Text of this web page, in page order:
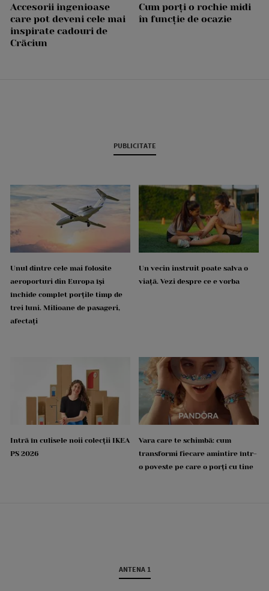
Accesorii ingenioase
care pot deveni cele mai
inspirate cadouri de
Crăciun
Cum porți o rochie midi
în funcție de ocazie
PUBLICITATE
Unul dintre cele mai folosite
aeroporturi din Europa își
închide complet porțile timp de
trei luni. Milioane de pasageri,
afectați
Un vecin instruit poate salva o
viață. Vezi despre ce e vorba
Intră în culisele noii colecții IKEA
PS 2026
Vara care te schimbă: cum
transformi fiecare amintire într-
o poveste pe care o porți cu tine
ANTENA 1